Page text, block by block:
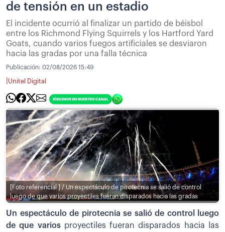
de tensión en un estadio
El incidente ocurrió al finalizar un partido de béisbol
entre los Richmond Flying Squirrels y los Hartford Yard
Goats, cuando varios fuegos artificiales se desviaron
hacia las gradas por una falla técnica
Publicación: 02/08/2026 15:49
Unitel Digital
[Foto referencial ] / Un espectáculo de pirotecnia se salió de control
luego de que varios proyectiles fueran disparados hacia las gradas
Un espectáculo de pirotecnia se salió de control luego
de que variosproyectiles fueran disparados hacia las